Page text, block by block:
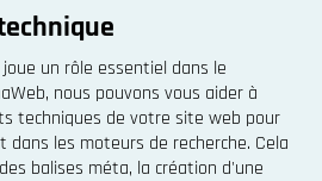
un rôle essentiel dans le
nous pouvons vous aider à
techniques de votre site web pour
dans les moteurs de recherche. Cela
balises méta, la création d'une